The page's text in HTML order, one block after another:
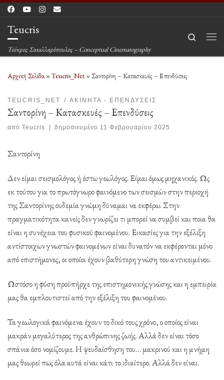
Μετάβαση στο περιεχόμενο
Teucris
Τεύκρος Σακελλαρόπουλος – Conceptual Cinematography
Search
Αρχική Σελίδα»Teucris_Net »Σαντορίνη – Κατασκευές – Επενδύσεις
TEUCRIS_NET ΑΚΊΝΗΤΑ - ΕΠΕΝΔΎΣΕΙΣ
Σαντορίνη – Κατασκευές – Επενδύσεις
από Teucris δημοσιευμένο 11 Φεβρουαρίου 2025
Σαντορίνη
Δεν είμαι σεισμολόγος ή έστω γεωλόγος. Είμαι όμως μηχανικός. Ως
εκ τούτου για το πρωτόγνωρο φαινόμενο των σεισμών στην περιοχή
της Σαντορίνης ουδεμία γνώμη δύναμαι να εκφέρω. Στην
πραγματικότητα κανείς δεν γνωρίζει τι μπορεί να συμβεί και ποια θα
είναι η συνέχεια του φυσικού φαινομένου. Εικασίες για την εξέλιξη
αντίστοιχων γνωστών φαινομένων είναι δυνατόν να εκφέρονται μόνο
από επιστήμονες, οι οποίοι έχουν βαθύτερη γνώση του αντικειμένου.
Ωστόσο η φύση προϋπήρχε της επιστημονικής γνώσης και η εμπειρία
μας θα εμπλουτιστεί από την εξέλιξη του φαινομένου.
Τα γεωλογικά φαινόμενα έχουν το δικό τους χρόνο, ο οποίος είναι
μακράν μεγαλύτερος της ανθρώπινης ζωής. Αλλά δεν είναι τόσο
σπάνια όσο νομίζουμε. Η ψευδαίσθηση του… μακρινού και η μνήμη
μας θεωρεί πως όλα αυτά είναι κάτι το ιδιαίτερο. Αλλά δεν είναι.